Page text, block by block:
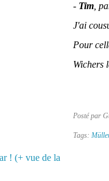
! (+ vue de la
- Tim ,
J'ai
Pour
Wichers
Posté par
Tags: